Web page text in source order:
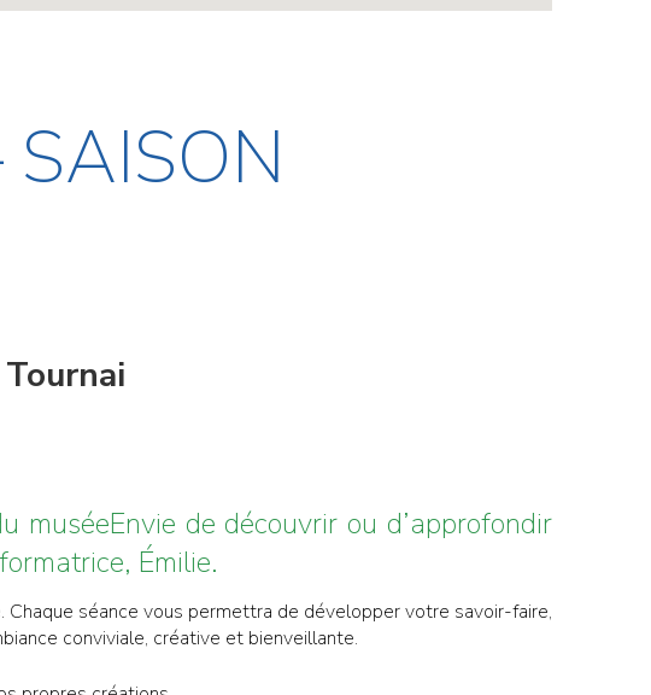
SAISON
muséeEnvie de découvrir ou d’approfondir
Émilie.
séance vous permettra de développer votre savoir-faire,
conviviale, créative et bienveillante.